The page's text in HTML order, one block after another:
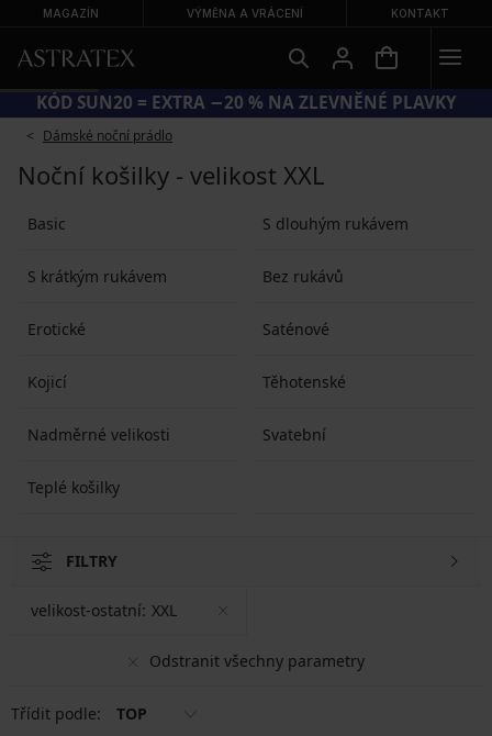
MAGAZÍN VÝMĚNA A VRÁCENÍ KONTAKT
KÓD SUN20 = EXTRA −20 % NA ZLEVNĚNÉ PLAVKY
Dámské noční prádlo
Noční košilky - velikost XXL
Basic S dlouhým rukávem
S krátkým rukávem Bez rukávů
Erotické Saténové
Kojicí Těhotenské
Nadměrné velikosti Svatební
Teplé košilky
FILTRY
Odstranit všechny parametry
velikost-ostatní: XXL
Třídit podle: TOP